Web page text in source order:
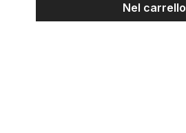
Nel carrello